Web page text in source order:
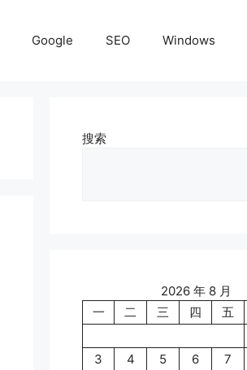
Google SEO Windows
搜索
2026 年 8 月
一
二 三 四 五
3
4 5 6 7